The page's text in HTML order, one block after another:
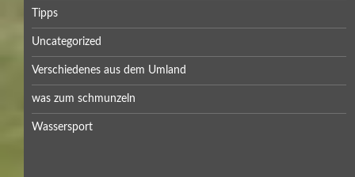
Tipps
Uncategorized
Verschiedenes aus dem Umland
was zum schmunzeln
Wassersport